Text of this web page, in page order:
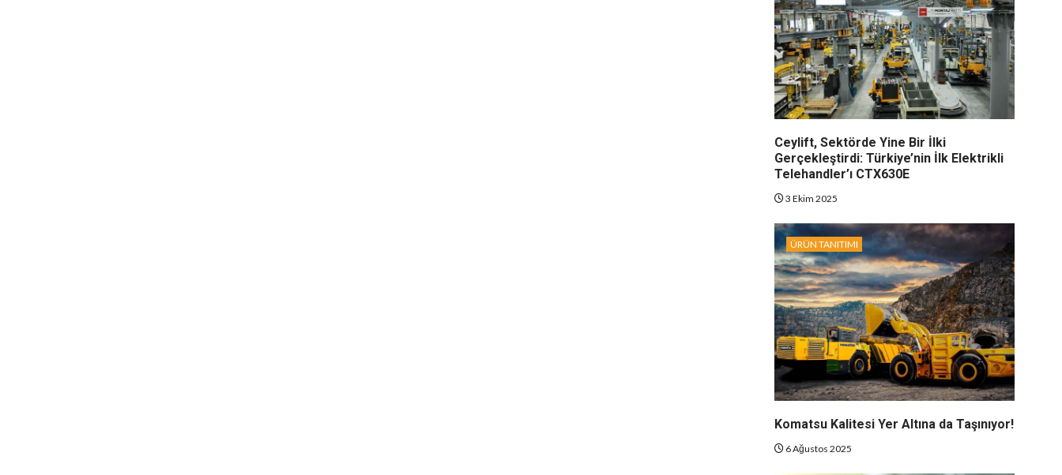
Ceylift, Sektörde Yine Bir İlki
Gerçekleştirdi: Türkiye’nin İlk Elektrikli
Telehandler’ı CTX630E
3 Ekim 2025
ÜRÜN TANITIMI
Komatsu Kalitesi Yer Altına da Taşınıyor!
6 Ağustos 2025